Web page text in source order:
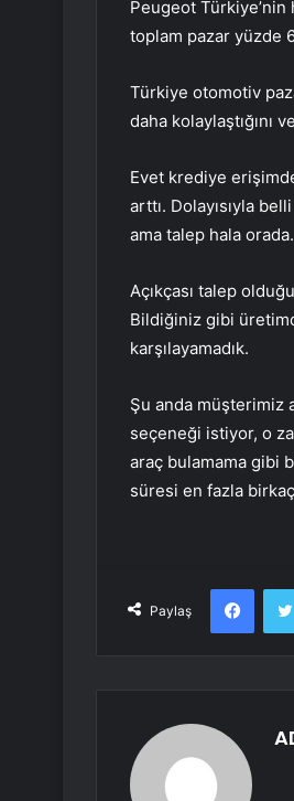
Peugeot Türkiye’nin
toplam pazar yüzde
Türkiye otomotiv
daha kolaylaştığını
Evet krediye
arttı. Dolayısıyla
ama talep hala orada.
Açıkçası talep
Bildiğiniz gibi
karşılayamadık.
Şu anda müşterimiz
seçeneği istiyor, o
araç bulamama gibi
süresi en fazla
Paylaş